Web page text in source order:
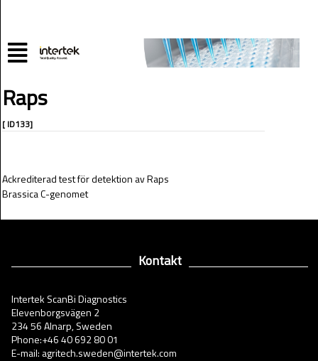
Raps
[ ID133]
Ackrediterad test för detektion av Raps
Brassica C-genomet
Kontakt
Intertek ScanBi Diagnostics
Elevenborgsvägen 2
234 56 Alnarp, Sweden
Phone:+46 40 692 80 01
E-mail: agritech.sweden@intertek.com